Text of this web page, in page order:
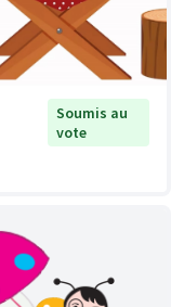
Soumis au
vote